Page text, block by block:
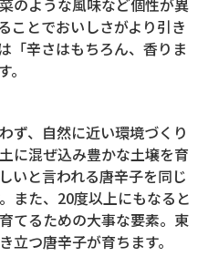
のような風味など個性が異
ことでおいしさがより引き
「辛さはもちろん、香りま
ず、自然に近い環境づくり
に混ぜ込み豊かな土壌を育
いと言われる唐辛子を同じ
また、20度以上にもなると
てるための大事な要素。東
立つ唐辛子が育ちます。